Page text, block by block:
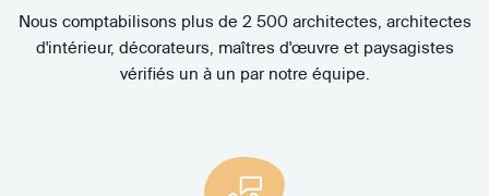
Nous comptabilisons plus de 2 500 architectes, architectes
d'intérieur, décorateurs, maîtres d'œuvre et paysagistes
vérifiés un à un par notre équipe.